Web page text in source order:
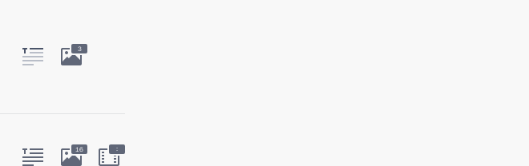
3
16 :